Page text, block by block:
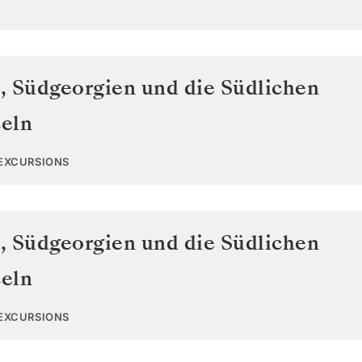
, Südgeorgien und die Südlichen
, Südgeorgien und die Südlichen